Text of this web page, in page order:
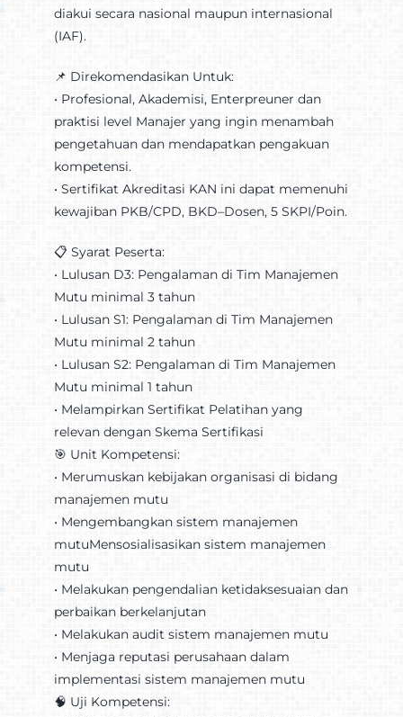
diakui secara nasional maupun internasional
(IAF).
📌 Direkomendasikan Untuk:
•⁠ ⁠Profesional, Akademisi, Enterpreuner dan
praktisi level Manajer yang ingin menambah
pengetahuan dan mendapatkan pengakuan
kompetensi.
•⁠ ⁠Sertifikat Akreditasi KAN ini dapat memenuhi
kewajiban PKB/CPD, BKD–Dosen, 5 SKPI/Poin.
📋 Syarat Peserta:
•⁠ ⁠Lulusan D3: Pengalaman di Tim Manajemen
Mutu minimal 3 tahun
•⁠ ⁠Lulusan S1: Pengalaman di Tim Manajemen
Mutu minimal 2 tahun
•⁠ ⁠Lulusan S2: Pengalaman di Tim Manajemen
Mutu minimal 1 tahun
•⁠ ⁠Melampirkan Sertifikat Pelatihan yang
relevan dengan Skema Sertifikasi
🎯 Unit Kompetensi:
•⁠ ⁠Merumuskan kebijakan organisasi di bidang
manajemen mutu
•⁠ ⁠Mengembangkan sistem manajemen
mutuMensosialisasikan sistem manajemen
mutu
•⁠ ⁠Melakukan pengendalian ketidaksesuaian dan
perbaikan berkelanjutan
•⁠ ⁠Melakukan audit sistem manajemen mutu
•⁠ ⁠Menjaga reputasi perusahaan dalam
implementasi sistem manajemen mutu
🧠 Uji Kompetensi: